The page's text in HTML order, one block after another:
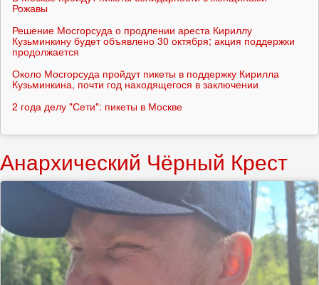
Рожавы
Решение Мосгорсуда о продлении ареста Кириллу
Кузьминкину будет объявлено 30 октября; акция поддержки
продолжается
Около Мосгорсуда пройдут пикеты в поддержку Кирилла
Кузьминкина, почти год находящегося в заключении
2 года делу "Сети": пикеты в Москве
Анархический Чёрный Крест